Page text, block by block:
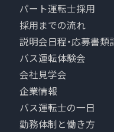
充実の研修体制
運転士になるまで
安全研修センター
パート運転士採用
採用までの流れ
説明会日程・応募書類
バス運転体験会
会社見学会
企業情報
バス運転士の一日
勤務体制と働き方